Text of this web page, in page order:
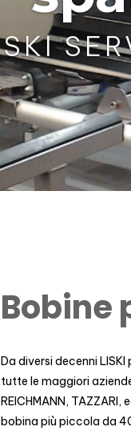
SKI
Bobine
Da diversi decenni
tutte le maggiori
REICHMANN,
bobina più piccola da